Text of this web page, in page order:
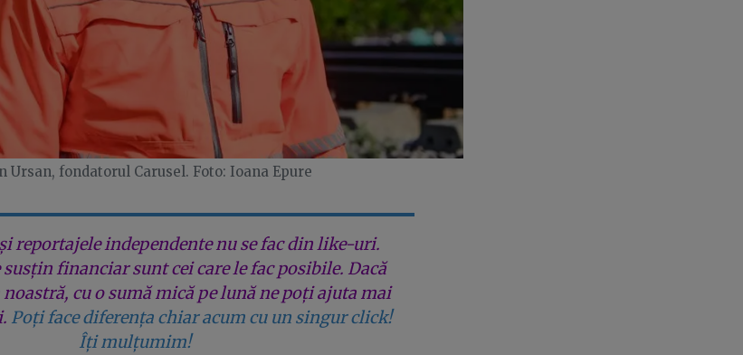
Ursan, fondatorul Carusel. Foto: Ioana Epure
reportajele independente nu se fac din like-uri.
financiar sunt cei care le fac posibile. Dacă
cu o sumă mică pe lună ne poți ajuta mai
Poți face diferența chiar acum cu un singur click!
Îți mulțumim!